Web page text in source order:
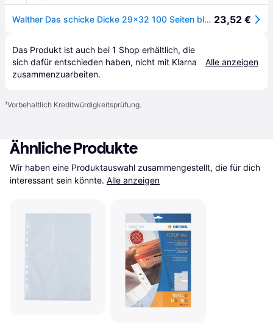
Walther Das schicke Dicke 29x32 100 Seiten blau Buch MX101L 23,52 €
Das Produkt ist auch bei 1 Shop erhältlich, die
sich dafür entschieden haben, nicht mit Klarna
zusammenzuarbeiten.
Alle anzeigen
¹Vorbehaltlich Kreditwürdigkeitsprüfung.
Ähnliche Produkte
Wir haben eine Produktauswahl zusammengestellt, die für dich
interessant sein könnte. Alle anzeigen